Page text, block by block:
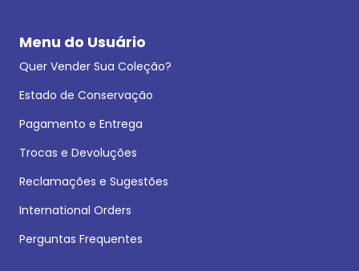
Menu do Usuário
Quer Vender Sua Coleção?
Estado de Conservação
Pagamento e Entrega
Trocas e Devoluções
Reclamações e Sugestões
International Orders
Perguntas Frequentes